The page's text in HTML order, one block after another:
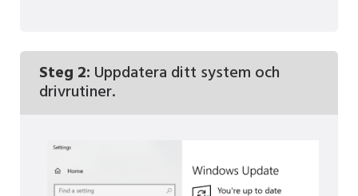
Steg 2: Uppdatera ditt system och
drivrutiner.